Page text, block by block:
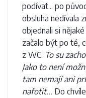
podívat... po
obsluha nedívala
objednali si
začalo být po té,
z WC. To su
Jako to není
tam nemají ani
nafotit... Do